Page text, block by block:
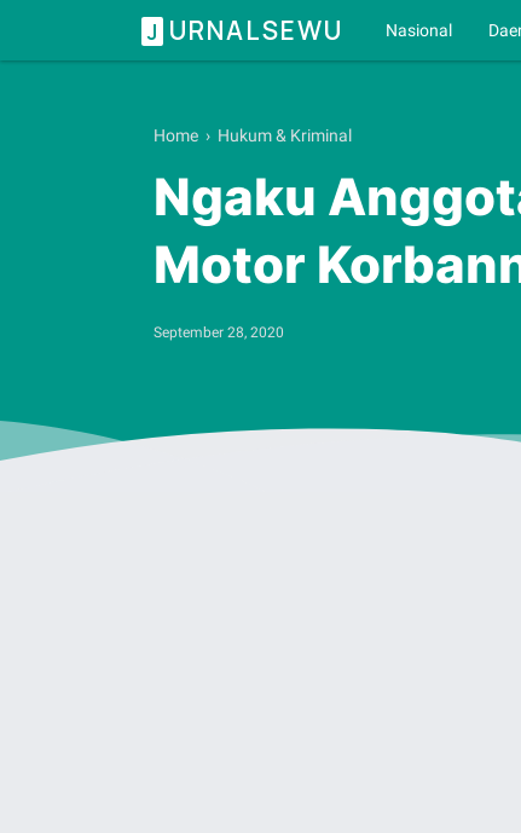
J URNALSEWU Nasional
Home › Hukum & Kriminal
Ngaku
Motor
September 28, 2020